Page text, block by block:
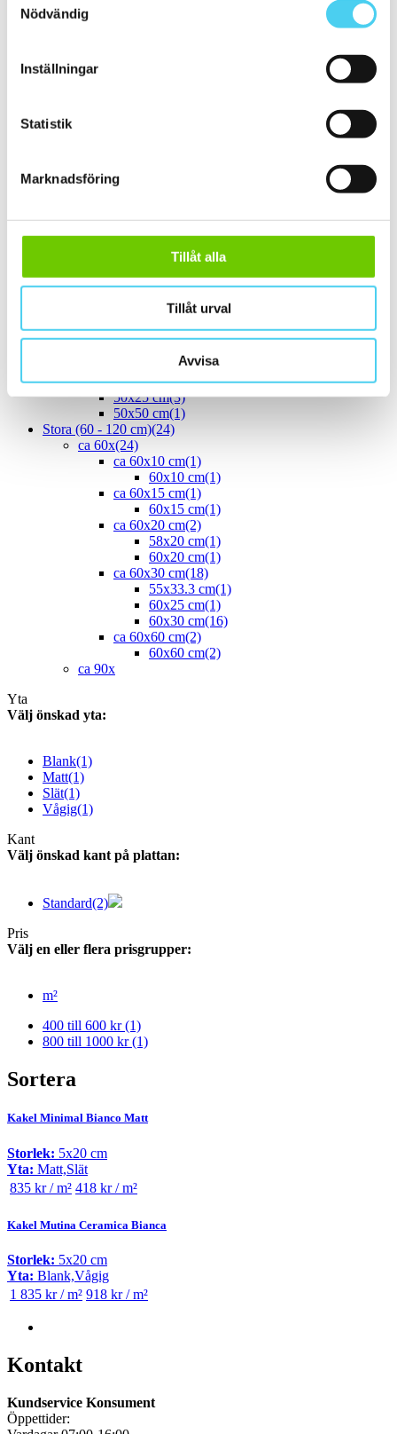
Nödvändig
Inställningar
Statistik
Marknadsföring
Tillåt alla
Tillåt urval
Avvisa
30x20 cm
ca 30x30 cm
ca 30x60 cm(16)
30x60 cm(16)
ca 40x(8)
40x10 cm(2)
(1)
40x25 cm(5)
(1)
ca 50x(4)
50x25 cm(3)
50x50 cm(1)
Stora (60 - 120 cm)(24)
ca 60x(24)
ca 60x10 cm(1)
60x10 cm(1)
ca 60x15 cm(1)
60x15 cm(1)
ca 60x20 cm(2)
58x20 cm(1)
60x20 cm(1)
ca 60x30 cm(18)
55x33.3 cm(1)
60x25 cm(1)
60x30 cm(16)
ca 60x60 cm(2)
60x60 cm(2)
ca 90x
Yta
Välj önskad yta:
Blank(1)
Matt(1)
Slät(1)
Vågig(1)
Kant
Välj önskad kant på plattan:
Standard(2)
Pris
Välj en eller flera prisgrupper:
m²
400 till 600 kr(1)
800 till 1000 kr(1)
Sortera
Kakel Minimal Bianco Matt
Storlek: 5x20 cm
Yta: Matt,Slät
835 kr / m² 418 kr / m²
Kakel Mutina Ceramica Bianca
Storlek: 5x20 cm
Yta: Blank,Vågig
1 835 kr / m² 918 kr / m²
Kontakt
Kundservice Konsument
Öppettider: